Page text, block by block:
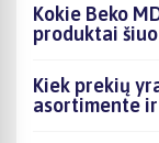
Kokie Beko
produktai
Kiek prekių
asortimente